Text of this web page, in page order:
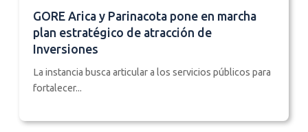
GORE Arica y Parinacota pone en marcha
plan estratégico de atracción de
Inversiones
La instancia busca articular a los servicios públicos para
fortalecer...